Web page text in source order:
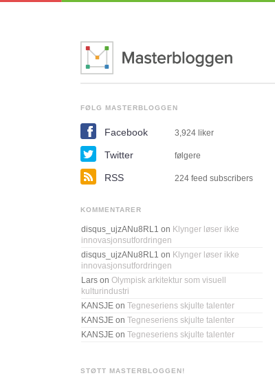
FØLG MASTERBLOGGEN
Facebook 3,924 liker
Twitter følgere
RSS 224 feed subscribers
KOMMENTARER
disqus_ujzANu8RL1 on Klynger løser ikke
innovasjonsutfordringen
disqus_ujzANu8RL1 on Klynger løser ikke
innovasjonsutfordringen
Lars on Olympisk arkitektur som visuell
kulturindustri
KANSJE on Tegneseriens skjulte talenter
KANSJE on Tegneseriens skjulte talenter
KANSJE on Tegneseriens skjulte talenter
STØTT MASTERBLOGGEN!